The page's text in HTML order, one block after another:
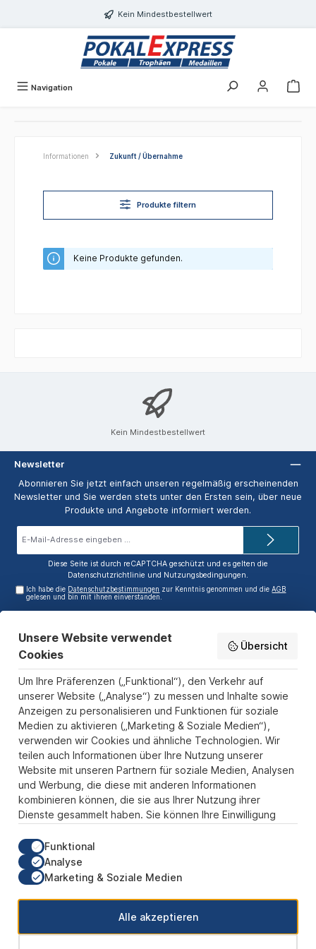
Kein Mindestbestellwert
Navigation
Informationen Zukunft / Übernahme
Produkte filtern
Keine Produkte gefunden.
Kein Mindestbestellwert
Newsletter
Abonnieren Sie jetzt einfach unseren regelmäßig erscheinenden
Newsletter und Sie werden stets unter den Ersten sein, über neue
Produkte und Angebote informiert werden.
Diese Seite ist durch reCAPTCHA geschützt und es gelten die
Datenschutzrichtlinie und Nutzungsbedingungen.
Ich habe die Datenschutzbestimmungen zur Kenntnis genommen und dieAGB
gelesen und bin mit ihnen einverstanden.
Informationen
Zahlungs- und Versandarten
Sicher Einkaufen
Über uns
Der Pokal & Vereinsbedarf Onlineshop PokalExpress in Marl ist
Ihr Spezialist für Pokale, Medaillen und Trophäen aus Glas und
Resin, mit einem Fokus auf Säulenpokalen. Unser herausragender
Kundenservice zeichnet sich durch Schnelligkeit und
Zuverlässigkeit aus, um jedem Anlass gerecht zu werden. Wir
verstehen die Bedeutung jedes besonderen Moments und bieten
Erwartungen übertrifft. Ob online oder in unserem Showroom, bei
PokalExpress erwartet Sie Qualität, die begeistert, und ein
Unsere Communities
Unsere Website verwendet
Cookies
Übersicht
Um Ihre Präferenzen („Funktional“), den Verkehr auf
unserer Website („Analyse“) zu messen und Inhalte sowie
Anzeigen zu personalisieren und Funktionen für soziale
Medien zu aktivieren („Marketing & Soziale Medien“),
verwenden wir Cookies und ähnliche Technologien. Wir
teilen auch Informationen über Ihre Nutzung unserer
Website mit unseren Partnern für soziale Medien, Analysen
und Werbung, die diese mit anderen Informationen
kombinieren können, die sie aus Ihrer Nutzung ihrer
Dienste gesammelt haben. Sie können Ihre Einwilligung
Funktional
Analyse
Marketing & Soziale Medien
Alle akzeptieren